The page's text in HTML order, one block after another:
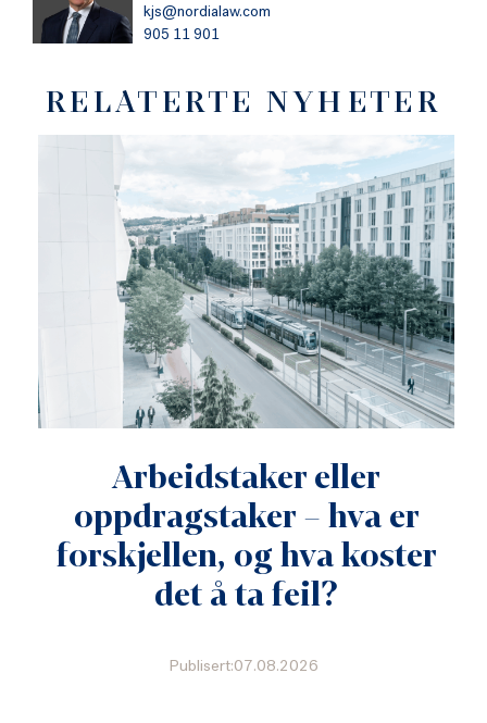
kjs@nordialaw.com
905 11 901
RELATERTE NYHETER
Arbeidstaker eller
oppdragstaker – hva er
forskjellen, og hva koster
det å ta feil?
Publisert:07.08.2026